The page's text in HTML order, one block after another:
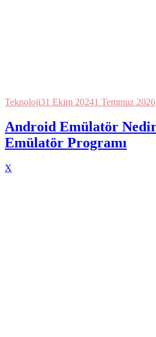
Teknoloji31 Ekim 20241 Temmuz 2026
Android Emülatör
Emülatör Programı
X